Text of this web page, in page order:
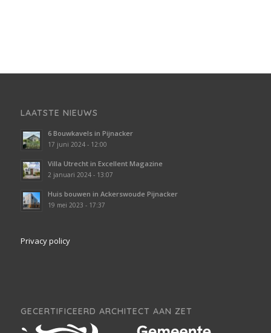
LAATSTE NIEUWS
6 Bouwkavels in Pijnacker
17 juni 2024 - 12:00
Villa Utrecht in Excellent Magazine
2 januari 2024 - 13:07
Huis bouwen in Ackerswoude Pijnacker
19 mei 2023 - 17:37
Privacy policy
GECERTIFICEERD ARCHITECT AAN ZET